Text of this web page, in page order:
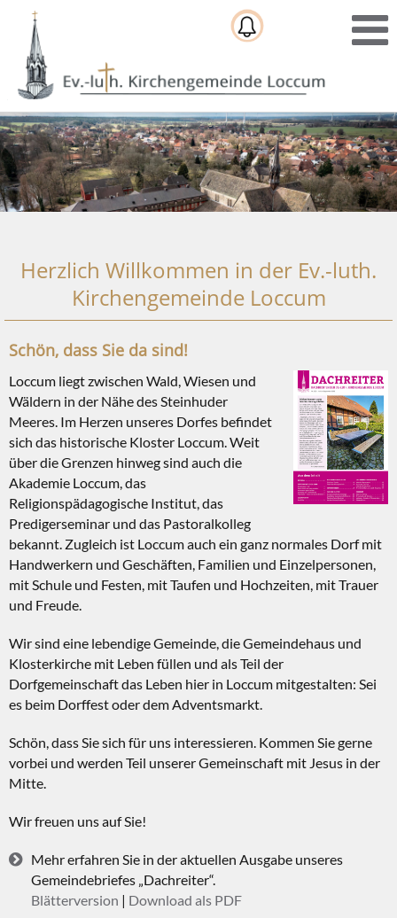
Herzlich Willkommen in der Ev.-luth.
Kirchengemeinde Loccum
Schön, dass Sie da sind!
Loccum liegt zwischen Wald, Wiesen und
Wäldern in der Nähe des Steinhuder
Meeres. Im Herzen unseres Dorfes befindet
sich das historische Kloster Loccum. Weit
über die Grenzen hinweg sind auch die
Akademie Loccum, das
Religionspädagogische Institut, das
Predigerseminar und das Pastoralkolleg
bekannt. Zugleich ist Loccum auch ein ganz normales Dorf mit
Handwerkern und Geschäften, Familien und Einzelpersonen,
mit Schule und Festen, mit Taufen und Hochzeiten, mit Trauer
und Freude.
Wir sind eine lebendige Gemeinde, die Gemeindehaus und
Klosterkirche mit Leben füllen und als Teil der
Dorfgemeinschaft das Leben hier in Loccum mitgestalten: Sei
es beim Dorffest oder dem Adventsmarkt.
Schön, dass Sie sich für uns interessieren. Kommen Sie gerne
vorbei und werden Teil unserer Gemeinschaft mit Jesus in der
Mitte.
Wir freuen uns auf Sie!
Mehr erfahren Sie in der aktuellen Ausgabe unseres
Gemeindebriefes „Dachreiter“.
Blätterversion | Download als PDF